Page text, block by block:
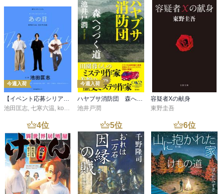
今週入荷
【イベント応募シリアルコード付】池田匡志出演・オーディオフォトブック「あの日」SPECIAL EDITION（音声／動画付）
池田匡志, 七寒六温, konoko58 ,村崎キコ
今週入荷
ハヤブサ消防団 森へつづく道
池井戸潤
容疑者Xの献身
東野圭吾
4位 5位 6位